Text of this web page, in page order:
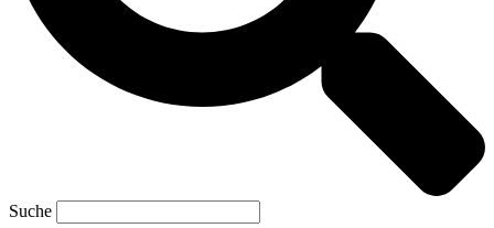
Suche